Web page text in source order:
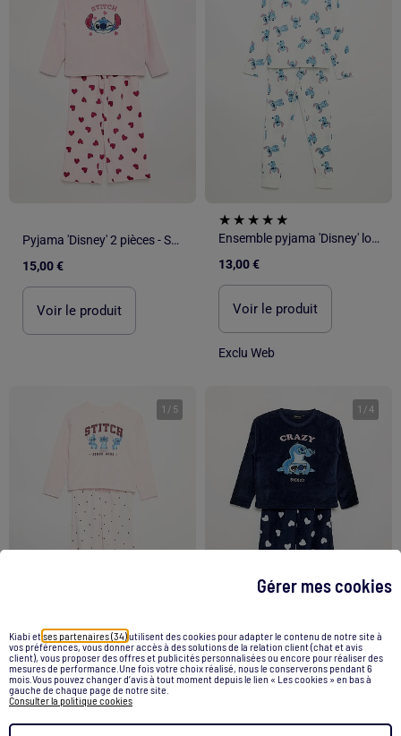
Gérer mes cookies
Kiabi etses partenaires (34)utilisent des cookies pour adapter le contenu de notre site à
vos préférences, vous donner accès à des solutions de la relation client (chat et avis
client), vous proposer des offres et publicités personnalisées ou encore pour réaliser des
mesures de performance.Une fois votre choix réalisé, nous le conserverons pendant 6
mois.Vous pouvez changer d’avis à tout moment depuis le lien « Les cookies » en bas à
gauche de chaque page de notre site.
Consulter la politique cookies
Pyjama 'Disney' 2 pièces - Sweat + pantalon
15,00 €
Voir le produit
Ensemble pyjama 'Disney' long T-shirt + pantalon - 2 pièces
13,00 €
Voir le produit
Exclu Web
1 / 5
Pyjama 'Disney' en jersey - 2 pièces : T-shirt à manches longues + pantalon
15,00 €
1 /4
Pyjama 'Disney' 2 pièces - Sweat + pantalon